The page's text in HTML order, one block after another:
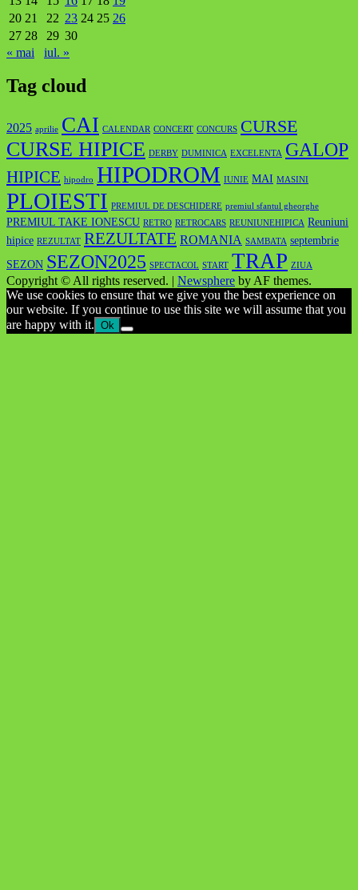
20 21 22 23 24 25 26
27 28 29 30
« mai
iul. »
Tag cloud
2025 aprilie CAI CALENDAR CONCERT CONCURS CURSE
CURSE HIPICE DERBY DUMINICA EXCELENTA GALOP
HIPICE hipodro HIPODROM IUNIE MAI MASINI
PLOIESTI PREMIUL DE DESCHIDERE premiul sfantul gheorghe
PREMIUL TAKE IONESCU RETRO RETROCARS REUNIUNEHIPICA Reuniuni
hipice REZULTAT REZULTATE ROMANIA SAMBATA septembrie
SEZON SEZON2025 SPECTACOL START TRAP ZIUA
Copyright © All rights reserved. | Newsphere by AF themes.
We use cookies to ensure that we give you the best experience on
our website. If you continue to use this site we will assume that you
are happy with it. Ok